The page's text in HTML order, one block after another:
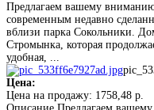
Предлагаем вашему
современным недавно
вблизи парка Сокольники.
Стромынка, которая
удобная, ...
Цена:
Цена на продажу: 1758,48 р.